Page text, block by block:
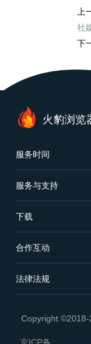
上
社
下
服务时间
火豹浏览
服务与支持
下载
合作互动
法律法规
Copyright ©2018-